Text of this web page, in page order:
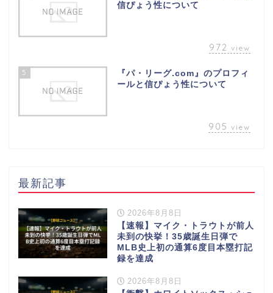
信ぴょう性について
972 view
5
『パ・リーグ.com』のプロフィ
ールと信ぴょう性について
905 view
最新記事
2026年8月8日
【速報】マイク・トラウトが前人
未到の快挙！35歳誕生日弾で
MLB史上初の通算6度目本塁打記
録を達成
2026年8月8日